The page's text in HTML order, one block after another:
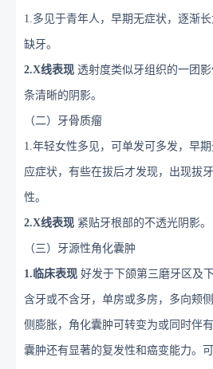
1.多见于青年人，早期无症状，逐渐
缺牙。
2.X线表现 透射度类似牙组织的一团
条清晰的阴影。
（二）牙骨质瘤
1.年轻女性多见，可单发可多发，早
应症状，有些在拔后才发现，出现拔
性。
2.X线表现 紧贴牙根部的不透光阴影。
（三）牙源性角化囊肿
1.临床表现 好发于下颌第三磨牙区及
含牙或不含牙，单房或多房，多向颊
侧膨胀，角化囊肿可转变为或同时伴
囊肿还有显著的复发性和癌变能力。